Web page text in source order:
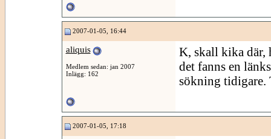
2007-01-05, 16:44
aliquis
Medlem sedan: jan 2007
Inlägg: 162
K, skall kika där,
det fanns en
sökning tidigare.
2007-01-05, 17:18